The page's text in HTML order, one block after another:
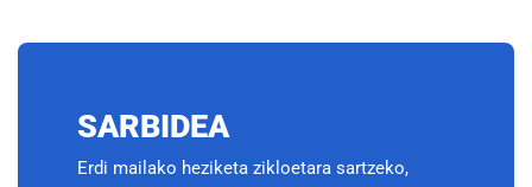
SARBIDEA
Erdi mailako heziketa zikloetara sartzeko,